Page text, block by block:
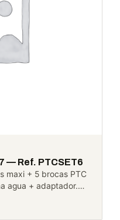
— Ref. PTCSET6
maxi + 5 brocas PTC
agua + adaptador.…